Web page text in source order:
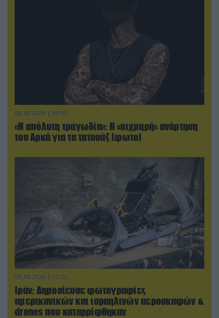
08.08.2026 | 09:02
«Η απόλυτη τραγωδία»: Η «αιχμηρή» ανάρτηση
του Αρκά για τα τατουάζ (φωτο)
08.08.2026 | 12:02
Ιράν: Δημοσίευσε φωτογραφίες
αμερικανικών και ισραηλινών αεροσκαφών &
drones που καταρρίφθηκαν